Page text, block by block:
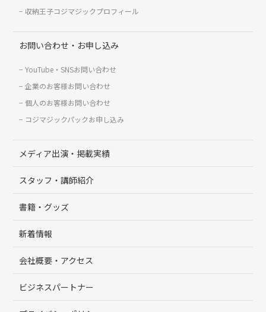
収納王子コジマジックプロフィール
お問い合わせ・お申し込み
YouTube・SNSお問い合わせ
企業のお客様お問い合わせ
個人のお客様お問い合わせ
コジマジックパックお申し込み
メディア出演・掲載実績
スタッフ・講師紹介
書籍・グッズ
新着情報
会社概要・アクセス
ビジネスパートナー